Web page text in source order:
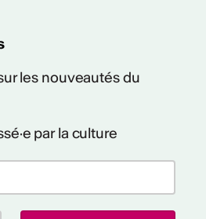
les nouveautés du
par la culture